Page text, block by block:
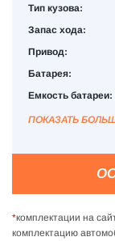
Тип кузова:
Запас хода:
Привод:
Батарея:
Емкость батареи:
ПОКАЗАТЬ
*комплектации на
комплектацию